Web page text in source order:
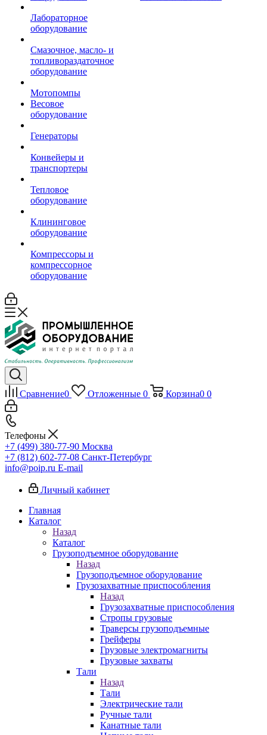
Лабораторное
оборудование
Смазочное, масло- и
топливораздаточное
оборудование
Мотопомпы
Весовое
оборудование
Генераторы
Конвейеры и
транспортеры
Тепловое
оборудование
Клининговое
оборудование
Компрессоры и
компрессорное
оборудование
Сравнение0 Отложенные 0 Корзина0 0
Телефоны
+7 (499) 380-77-90 Москва
+7 (812) 602-77-08 Санкт-Петербург
info@poip.ru E-mail
Личный кабинет
Главная
Каталог
Назад
Каталог
Грузоподъемное оборудование
Назад
Грузоподъемное оборудование
Грузозахватные приспособления
Назад
Грузозахватные приспособления
Стропы грузовые
Траверсы грузоподъемные
Грейферы
Грузовые электромагниты
Грузовые захваты
Тали
Назад
Тали
Электрические тали
Ручные тали
Канатные тали